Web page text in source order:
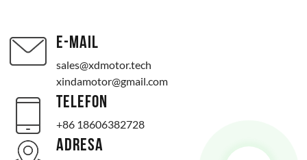
E-MAIL
sales@xdmotor.tech
xindamotor@gmail.com
TELEFON
+86 18606382728
ADRESA